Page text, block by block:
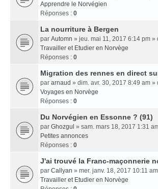
Apprendre le Norvégien
Réponses : 0
La nourriture à Bergen
par Automn » jeu. mai 11, 2017 6:14 pm »
Travailler et Etudier en Norvège
Réponses : 0
Migration des rennes en direct
par arnaud » dim. avr. 30, 2017 8:49 am »
Voyages en Norvège
Réponses : 0
Du Norvégien en Essonne ? (91)
par Ghozgul » sam. mars 18, 2017 1:31
Petites annonces
Réponses : 0
J'ai trouvé la Franc-maçonnerie
par Callyan » mer. janv. 18, 2017 10:11
Travailler et Etudier en Norvège